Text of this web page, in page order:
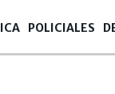
POLICIALES